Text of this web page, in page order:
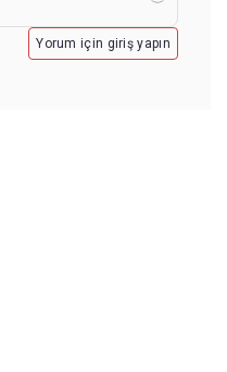
Yorum için giriş yapın